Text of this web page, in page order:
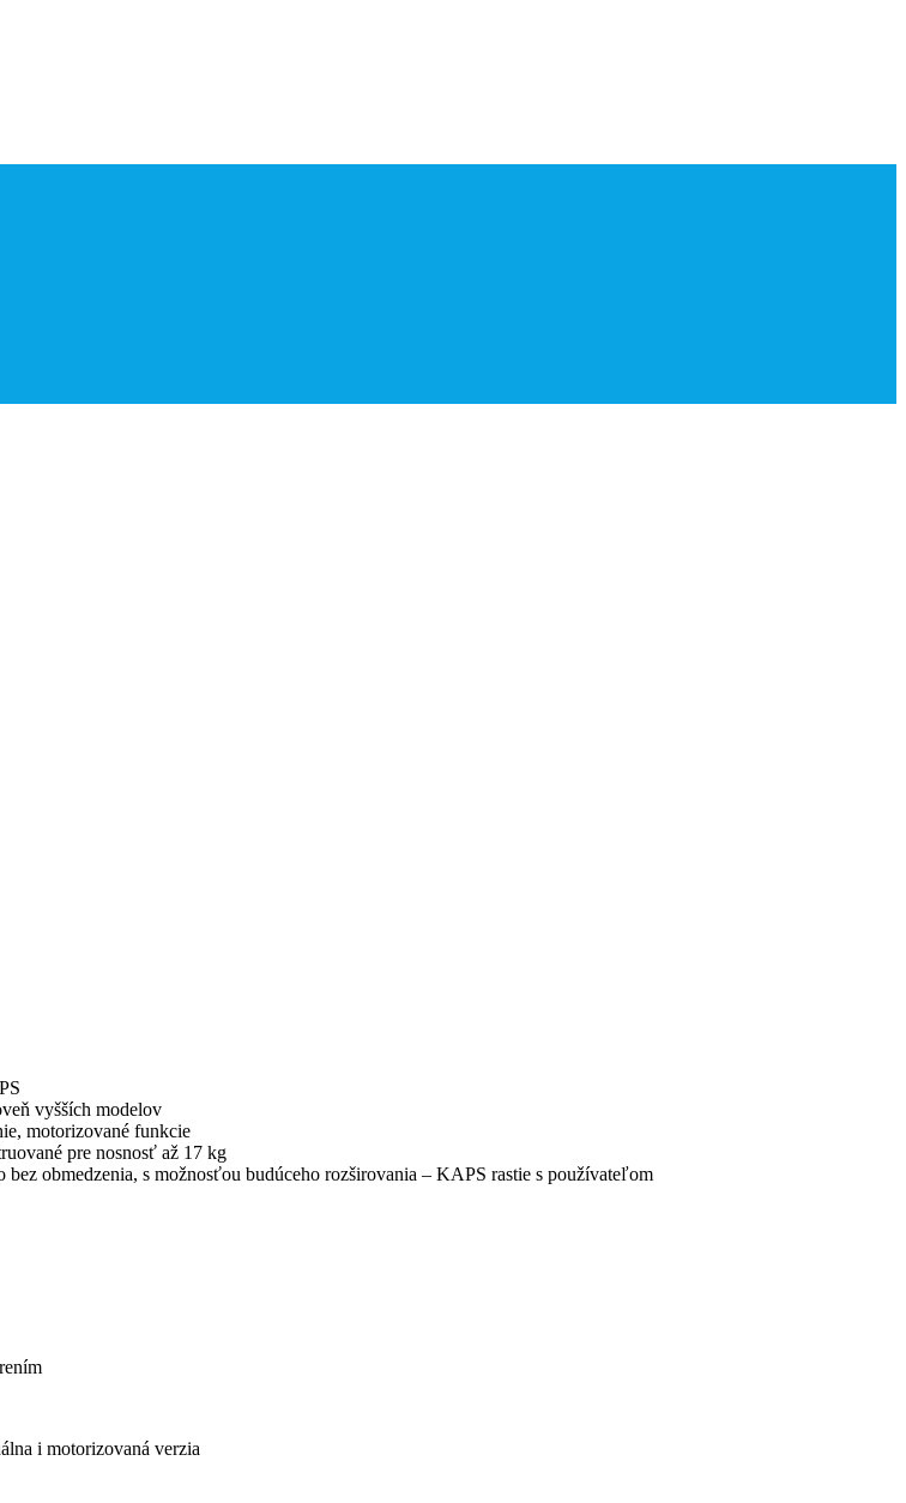
vyšších modelov
motorizované funkcie
pre nosnosť až 17 kg
obmedzenia, s možnosťou budúceho rozširovania – KAPS rastie s používateľom
i motorizovaná verzia